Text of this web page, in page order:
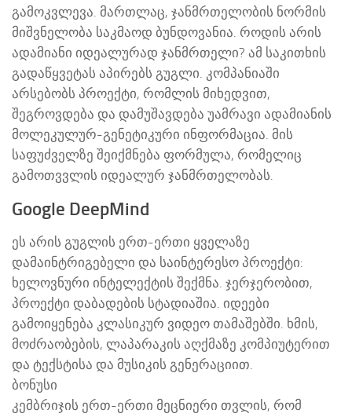
გამოკვლევა. მართლაც, ჯანმრთელობის ნორმის
მიშვნელობა საკმაოდ ბუნდოვანია. როდის არის
ადამიანი იდეალურად ჯანმრთელი? ამ საკითხის
გადაწყვეტას აპირებს გუგლი. კომპანიაში
არსებობს პროექტი, რომლის მიხედვით,
შეგროვდება და დამუშავდება უამრავი ადამიანის
მოლეკულურ-გენეტიკური ინფორმაცია. მის
საფუძველზე შეიქმნება ფორმულა, რომელიც
გამოთვვლის იდეალურ ჯანმრთელობას.
Google DeepMind
ეს არის გუგლის ერთ-ერთი ყველაზე
დამაინტრიგებელი და საინტერესო პროექტი:
ხელოვნური ინტელექტის შექმნა. ჯერჯერობით,
პროექტი დაბადების სტადიაშია. იდეები
გამოიყენება კლასიკურ ვიდეო თამაშებში. ხმის,
მოძრაობების, ლაპარაკის აღქმაზე კომპიუტერით
და ტექსტისა და მუსიკის გენერაციით.
ბონუსი
კემბრიჯის ერთ-ერთი მეცნიერი თვლის, რომ